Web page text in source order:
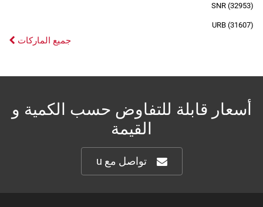
SNR (32953)
URB (31607)
جميع الماركات
أسعار قابلة للتفاوض حسب الكمية و
القيمة
تواصل مع u